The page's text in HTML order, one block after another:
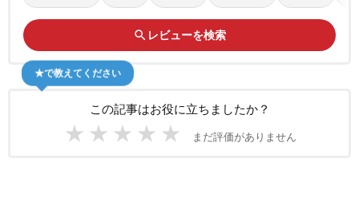
search レビューを検索
この記事はお役に立ちましたか？
★ ★ ★ ★ ★ まだ評価がありません
★で教えてください